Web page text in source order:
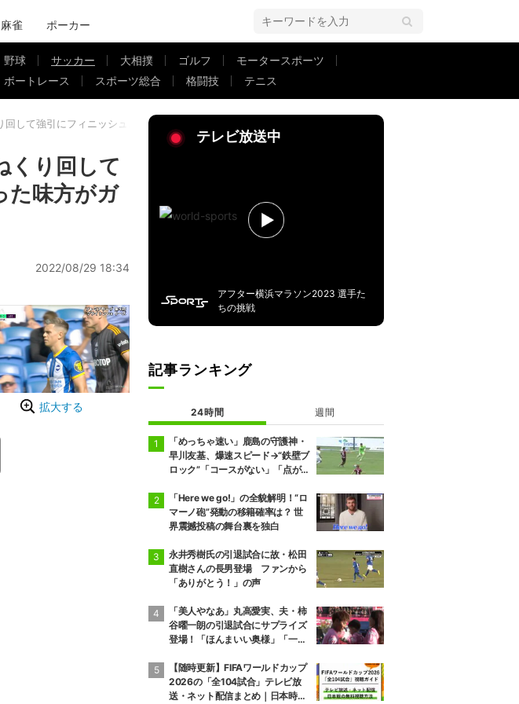
麻雀 ポーカー
野球 サッカー 大相撲 ゴルフ
モータースポーツ
ボートレース
スポーツ総合 格闘技 テニス
して強引にフィニッシュ…パスをもらえなかった味方がガッカリも、完璧なアシストで汚名返上
くり回して
た味方がガ
2022/08/29 18:34
拡大する
テレビ放送中
アフター横浜マラソン2023 選手た
ちの挑戦
記事ランキング
24時間 週間
「めっちゃ速い」鹿島の守護神・
早川友基、爆速スピード→“鉄壁ブ
ロック”「コースがない」「点が
飛び出しでビッグセーブ
「Here we go!」の全貌解明！“ロ
マーノ砲”発動の移籍確率は？ 世
界震撼投稿の舞台裏を独白
永井秀樹氏の引退試合に故・松田
直樹さんの長男登場 ファンから
「ありがとう！」の声
「美人やなあ」丸高愛実、夫・柿
谷曜一朗の引退試合にサプライズ
登場！「ほんまいい奥様」「一緒
光【随時更新】FIFAワールドカップ
2026の「全104試合」テレビ放
送・ネット配信まとめ｜日本時間